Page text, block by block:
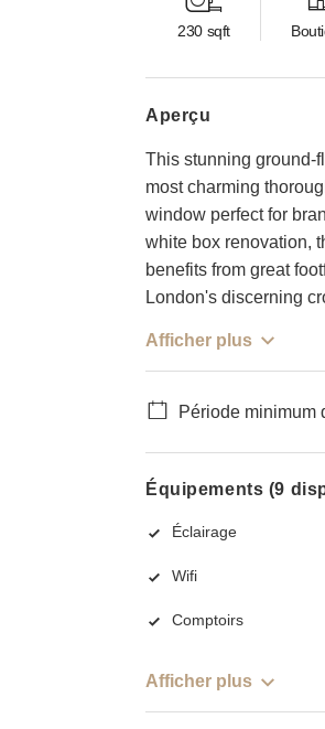
230 sqft
aperçu
This stunning ground-
most charming
window perfect for
white box renovation,
benefits from great
London's discerning
Afficher plus
Période minimum
Équipements (9
Éclairage
Wifi
Comptoirs
Afficher plus